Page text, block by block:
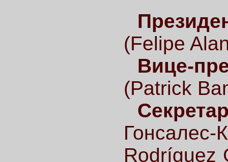
(Felipe
Вице-
(Patrick
Rodríguez